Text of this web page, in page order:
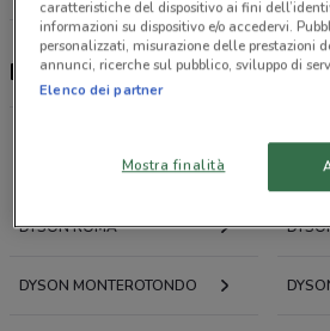
Dyson, offerte e negozi
Offerte volantini e cataloghi per
DYSON ROMA
DYSON MONTEROTONDO
caratteristiche del dispositivo ai fini
informazioni su dispositivo e/o accedervi.
personalizzati, misurazione delle prestazioni
annunci, ricerche sul pubblico, sviluppo di
Elenco dei partner
Mostra finalità